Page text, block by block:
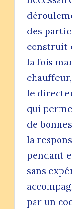
des
construit
la fois
le
qui
de
la
pendant
sans
par un